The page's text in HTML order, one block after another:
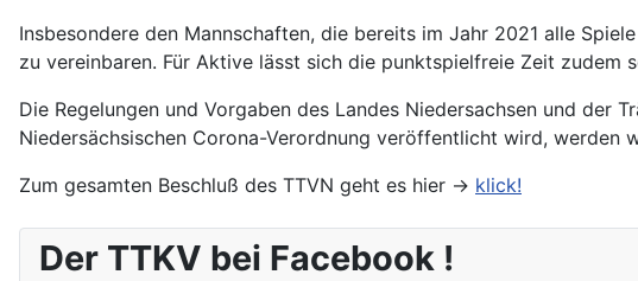
Insbesondere den Mannschaften, die bereits im Jahr 2021 alle
zu vereinbaren. Für Aktive lässt sich die punktspielfreie Zeit zudem
Die Regelungen und Vorgaben des Landes Niedersachsen und der
Niedersächsischen Corona-Verordnung veröffentlicht wird, werden
Zum gesamten Beschluß des TTVN geht es hier -> klick!
Der TTKV bei Facebook !